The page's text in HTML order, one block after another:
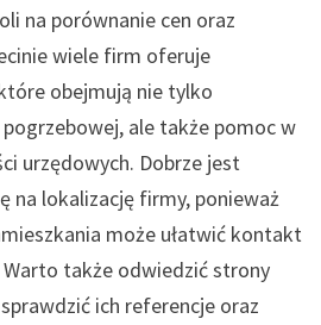
na porównanie cen oraz
wiele firm oferuje
obejmują nie tylko
ale także pomoc w
urzędowych. Dobrze jest
na lokalizację firmy, ponieważ
może ułatwić kontakt
także odwiedzić strony
ich referencje oraz